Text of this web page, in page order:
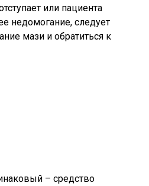
или пациента
недомогание, следует
мази и обратиться к
– средство